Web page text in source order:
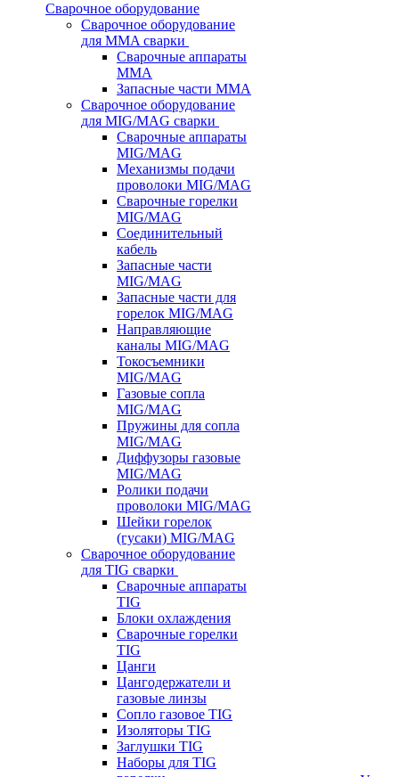
Сварочное оборудование
Сварочное оборудование
для MMA сварки
Сварочные аппараты
MMA
Запасные части MMA
Сварочное оборудование
для MIG/MAG сварки
Сварочные аппараты
MIG/MAG
Механизмы подачи
проволоки MIG/MAG
Сварочные горелки
MIG/MAG
Соединительный
кабель
Запасные части
MIG/MAG
Запасные части для
горелок MIG/MAG
Направляющие
каналы MIG/MAG
Токосъемники
MIG/MAG
Газовые сопла
MIG/MAG
Пружины для сопла
MIG/MAG
Диффузоры газовые
MIG/MAG
Ролики подачи
проволоки MIG/MAG
Шейки горелок
(гусаки) MIG/MAG
Сварочное оборудование
для TIG сварки
Сварочные аппараты
TIG
Блоки охлаждения
Сварочные горелки
TIG
Цанги
Цангодержатели и
газовые линзы
Сопло газовое TIG
Изоляторы TIG
Заглушки TIG
Наборы для TIG